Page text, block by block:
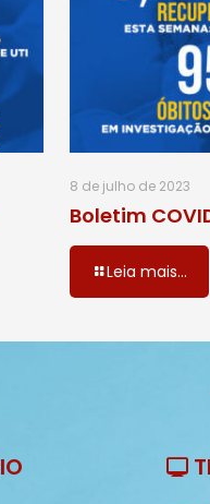
8 de julho de 2023
Boletim
Leia mais...